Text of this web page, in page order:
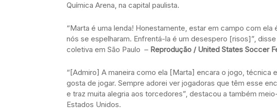
Química Arena, na capital paulista.
“Marta é uma lenda! Honestamente, estar em campo com ela
nós se espelharam. Enfrentá-la é um desespero [risos]”,
coletiva em São Paulo – Reprodução / United States Soccer
“[Admiro] A maneira como ela [Marta] encara o jogo, técnica
gosta de jogar. Sempre adorei ver jogadoras que têm esse
e traz muita alegria aos torcedores”, destacou a também
Estados Unidos.